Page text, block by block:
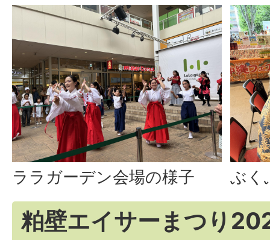
ララガーデン会場の様子 ぶく
粕壁エイサーまつり